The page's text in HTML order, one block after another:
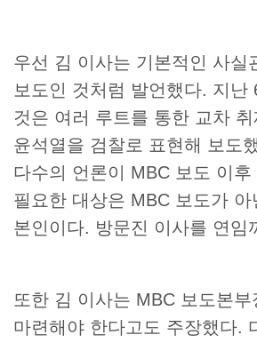
우선 김 이사는 기본적인 사실
보도인 것처럼 발언했다. 지난
것은 여러 루트를 통한 교차
윤석열을 검찰로 표현해 보도
다수의 언론이 MBC 보도 이
필요한 대상은 MBC 보도가
본인이다. 방문진 이사를 연임
또한 김 이사는 MBC 보도본
마련해야 한다고도 주장했다.